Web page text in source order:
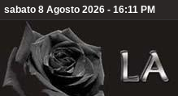
sabato 8 Agosto 2026 - 16:11 PM